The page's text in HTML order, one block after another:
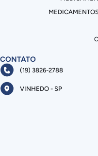
CONTATO
(19) 3826-2788
VINHEDO - SP